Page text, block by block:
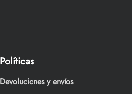
Políticas
Devoluciones y envíos